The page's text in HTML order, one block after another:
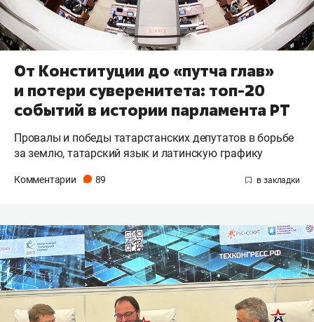
От Конституции до «путча глав»
и потери суверенитета: топ-20
событий в истории парламента РТ
Провалы и победы татарстанских депутатов в борьбе
за землю, татарский язык и латинскую графику
Комментарии 89